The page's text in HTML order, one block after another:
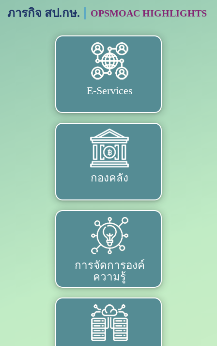
ภารกิจ สป.กษ. OPSMOAC HIGHLIGHTS
E-Services
กองคลัง
การจัดการองค์
ความรู้